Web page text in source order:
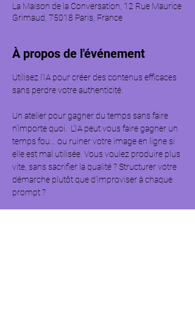
La Maison de la Conversation, 12 Rue Maurice
Grimaud, 75018 Paris, France
À propos de l'événement
Utilisez l’IA pour créer des contenus efficaces
sans perdre votre authenticité.
Un atelier pour gagner du temps sans faire
n’importe quoi.  L’IA peut vous faire gagner un
temps fou… ou ruiner votre image en ligne si
elle est mal utilisée. Vous voulez produire plus
vite, sans sacrifier la qualité ? Structurer votre
démarche plutôt que d’improviser à chaque
prompt ?